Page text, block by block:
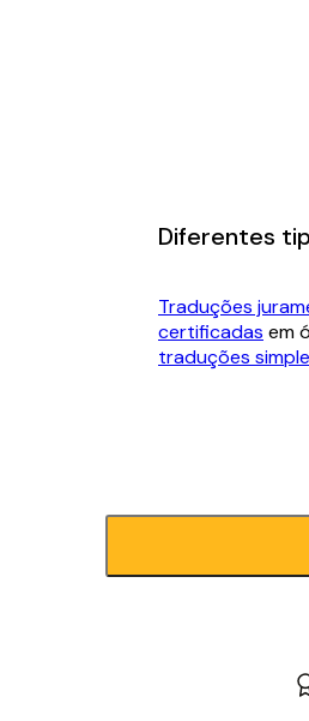
Diferentes
Traduções
certificadas em
traduções